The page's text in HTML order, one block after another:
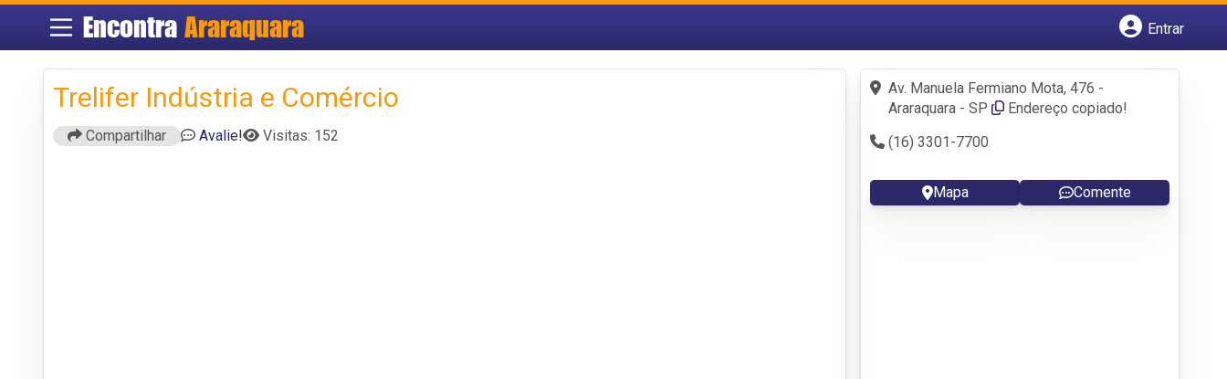
Encontra Araraquara
Entrar
Fazer login
Criar conta
Trelifer Indústria e Comércio
Compartilhar Avalie! Visitas: 152
Av. Manuela Fermiano Mota, 476 -
Araraquara - SP
Endereço copiado!
(16) 3301-7700
Mapa Comente